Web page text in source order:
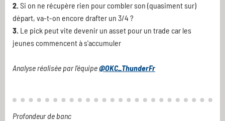
2. Si on ne récupère rien pour combler son (quasiment sur)
départ, va-t-on encore drafter un 3/4 ?
3. Le pick peut vite devenir un asset pour un trade car les
jeunes commencent à s'accumuler
Analyse réalisée par l'équipe@OKC_ThunderFr
Profondeur de banc